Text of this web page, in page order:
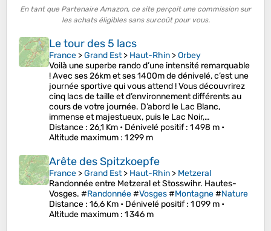
En tant que Partenaire Amazon, ce site perçoit une commission sur
les achats éligibles sans surcoût pour vous.
Le tour des 5 lacs
France >Grand Est> Haut-Rhin >Orbey
Voilà une superbe rando d’une intensité remarquable
! Avec ses 26km et ses 1400m de dénivelé, c’est une
journée sportive qui vous attend ! Vous découvrirez
cinq lacs de taille et d’environnement différents au
cours de votre journée. D’abord le Lac Blanc,
immense et majestueux, puis le Lac Noir,…
Distance : 26,1 Km • Dénivelé positif: 1 498 m •
Altitude maximum : 1 299 m
Arête des Spitzkoepfe
France >Grand Est> Haut-Rhin > Metzeral
Randonnée entre Metzeral et Stosswihr. Hautes-
Vosges. #Randonnée#Vosges#Montagne#Nature
Distance : 16,6 Km • Dénivelé positif: 1 099 m •
Altitude maximum : 1 346 m